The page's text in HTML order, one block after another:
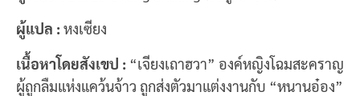
ผู้แปล : หงเซียง
เนื้อหาโดยสังเขป : “เจียงเถาฮวา” องค์หญิงโฉมสะคราญ
ผู้ถูกลืมแห่งแคว้นจ้าว ถูกส่งตัวมาแต่งงานกับ “หนานอ๋อง”